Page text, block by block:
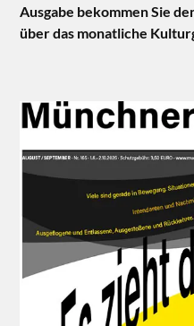
Ausgabe bekommen Sie
über das monatliche